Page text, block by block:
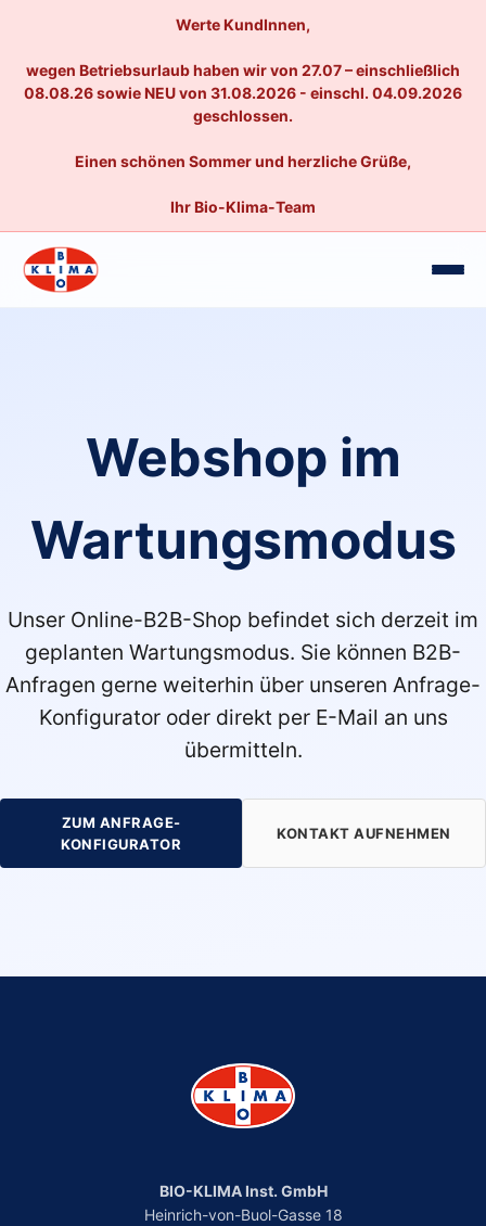
Werte KundInnen,
wegen Betriebsurlaub haben wir von 27.07 – einschließlich
08.08.26 sowie NEU von 31.08.2026 - einschl. 04.09.2026
geschlossen.
Einen schönen Sommer und herzliche Grüße,
Ihr Bio-Klima-Team
Webshop im
Wartungsmodus
Unser Online-B2B-Shop befindet sich derzeit im
geplanten Wartungsmodus. Sie können B2B-
Anfragen gerne weiterhin über unseren Anfrage-
Konfigurator oder direkt per E-Mail an uns
übermitteln.
ZUM ANFRAGE-
KONFIGURATOR
KONTAKT AUFNEHMEN
BIO-KLIMA Inst. GmbH
Heinrich-von-Buol-Gasse 18